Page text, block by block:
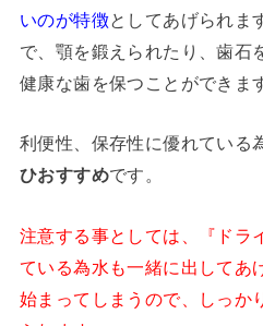
いのが特徴としてあげられま
で、顎を鍛えられたり、歯石
健康な歯を保つことができま
利便性、保存性に優れている
ひおすすめです。
注意する事としては、『ドラ
ている為水も一緒に出してあ
始まってしまうので、しっか